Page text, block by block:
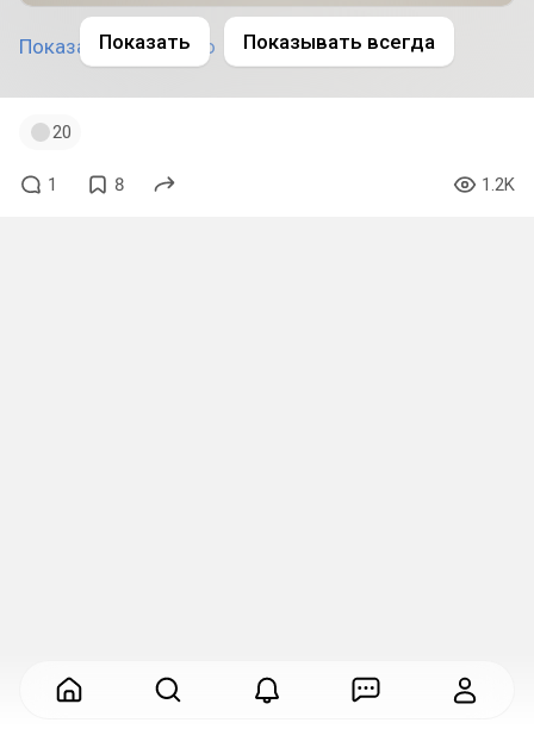
Показать полностью
Показать Показывать всегда
20
1 8 1.2K